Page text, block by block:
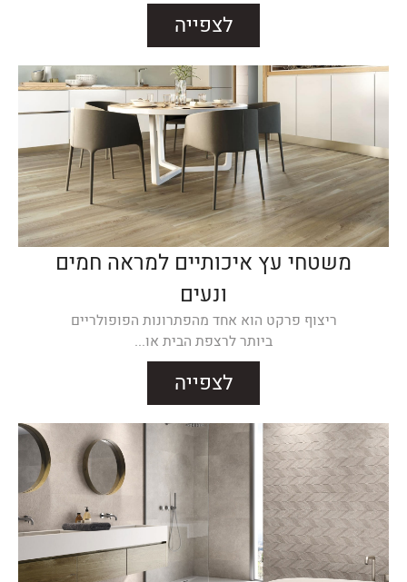
לצפייה
משטחי עץ איכותיים למראה חמים
ונעים
ריצוף פרקט הוא אחד מהפתרונות הפופולריים
ביותר לרצפת הבית או...
לצפייה